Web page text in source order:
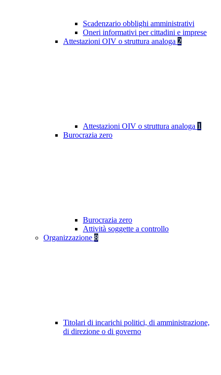
Scadenzario obblighi amministrativi
Oneri informativi per cittadini e imprese
Attestazioni OIV o struttura analoga 2
Attestazioni OIV o struttura analoga 1
Burocrazia zero
Burocrazia zero
Attività soggette a controllo
Organizzazione 8
Titolari di incarichi politici, di amministrazione,
di direzione o di governo